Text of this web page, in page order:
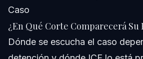
Caso
¿En Qué Corte Comparecerá Su
Dónde se escucha el caso